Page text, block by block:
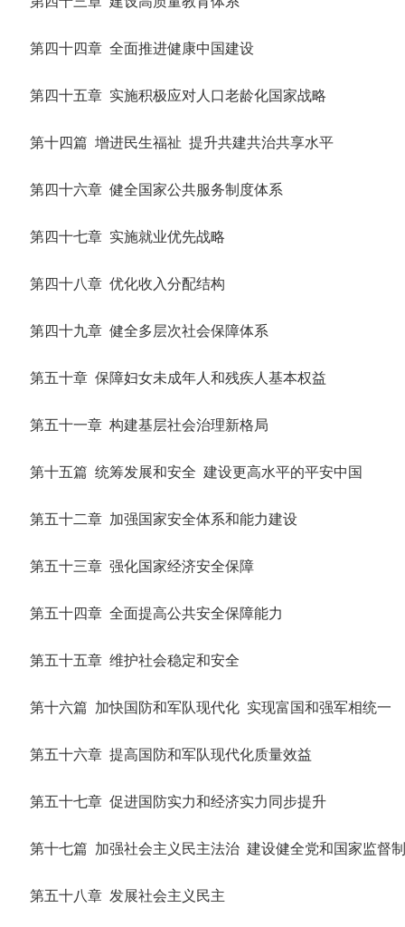
第四十四章 全面推进健康中国建设
第四十五章 实施积极应对人口老龄化国家战略
第十四篇 增进民生福祉 提升共建共治共享水平
第四十六章 健全国家公共服务制度体系
第四十七章 实施就业优先战略
第四十八章 优化收入分配结构
第四十九章 健全多层次社会保障体系
第五十章 保障妇女未成年人和残疾人基本权益
第五十一章 构建基层社会治理新格局
第十五篇 统筹发展和安全 建设更高水平的平安中国
第五十二章 加强国家安全体系和能力建设
第五十三章 强化国家经济安全保障
第五十四章 全面提高公共安全保障能力
第五十五章 维护社会稳定和安全
第十六篇 加快国防和军队现代化 实现富国和强军相统一
第五十六章 提高国防和军队现代化质量效益
第五十七章 促进国防实力和经济实力同步提升
第十七篇 加强社会主义民主法治 建设健全党和国家监督
第五十八章 发展社会主义民主